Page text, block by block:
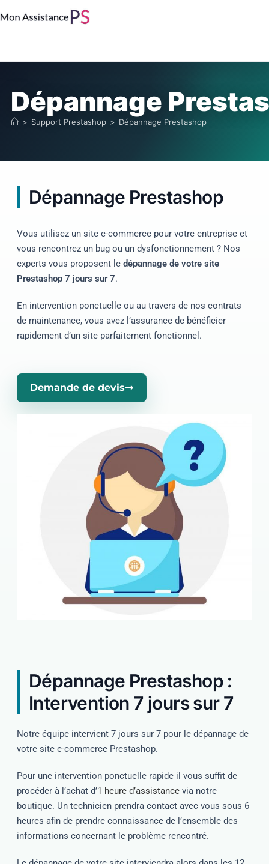
Dépannage
> Support Prestashop > Dépannage Prestashop
Dépannage Prestashop
Vous utilisez un site e-commerce pour votre entreprise et
vous rencontrez un bug ou un dysfonctionnement ? Nos
experts vous proposent le dépannage de votre site
Prestashop 7 jours sur 7.
En intervention ponctuelle ou au travers de nos contrats
de maintenance, vous avez l’assurance de bénéficier
rapidement d’un site parfaitement fonctionnel.
Demande de devis
Dépannage Prestashop :
Intervention 7 jours sur 7
Notre équipe intervient 7 jours sur 7 pour le dépannage de
votre site e-commerce Prestashop.
Pour une intervention ponctuelle rapide il vous suffit de
procéder à l’achat d’1 heure d’assistance via notre
boutique. Un technicien prendra contact avec vous sous 6
heures afin de prendre connaissance de l’ensemble des
informations concernant le problème rencontré.